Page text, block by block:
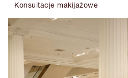
Konsultacje makijażowe